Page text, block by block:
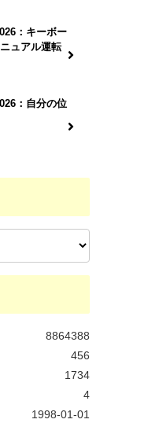
：キーボー
ュアル運転
：自分の位
8864388
456
1734
4
1998-01-01